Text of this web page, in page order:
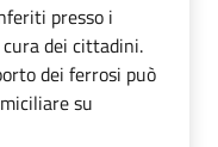
presso i
dei cittadini.
dei ferrosi può
su